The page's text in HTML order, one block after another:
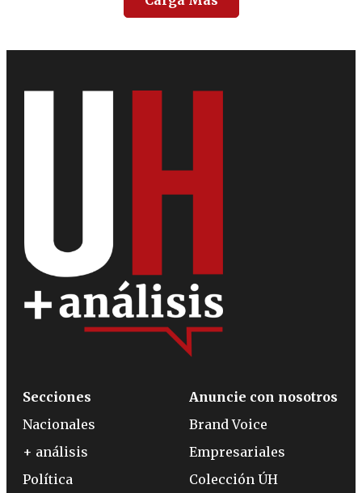
Secciones
Nacionales
+ análisis
Política
Anuncie con nosotros
Brand Voice
Empresariales
Colección ÚH